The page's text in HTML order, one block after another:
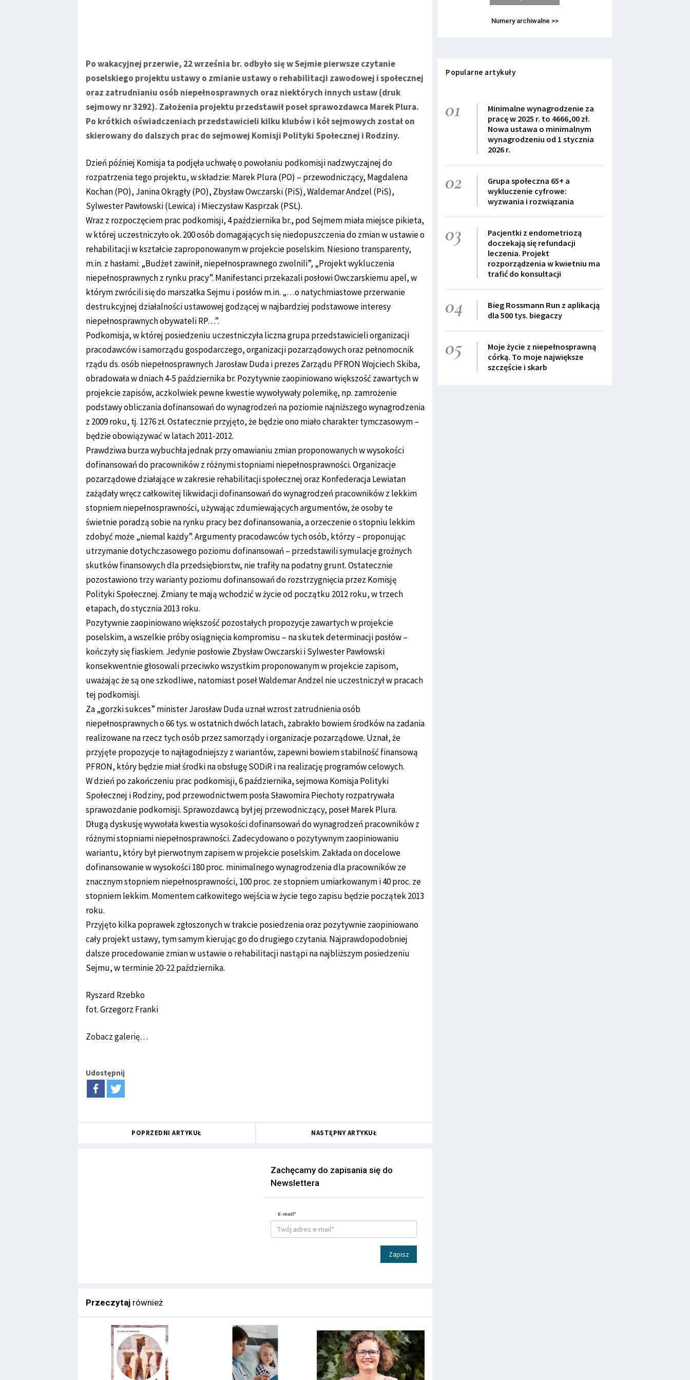
Po wakacyjnej przerwie, 22 września br. odbyło się w Sejmie pierwsze czytanie
poselskiego projektu ustawy o zmianie ustawy o rehabilitacji zawodowej i społecznej
oraz zatrudnianiu osób niepełnosprawnych oraz niektórych innych ustaw (druk
sejmowy nr 3292). Założenia projektu przedstawił poseł sprawozdawca Marek Plura.
Po krótkich oświadczeniach przedstawicieli kilku klubów i kół sejmowych został on
skierowany do dalszych prac do sejmowej Komisji Polityki Społecznej i Rodziny.
Dzień później Komisja ta podjęła uchwałę o powołaniu podkomisji nadzwyczajnej do
rozpatrzenia tego projektu, w składzie: Marek Plura (PO) – przewodniczący, Magdalena
Kochan (PO), Janina Okrągły (PO), Zbysław Owczarski (PiS), Waldemar Andzel (PiS),
Sylwester Pawłowski (Lewica) i Mieczysław Kasprzak (PSL).
Wraz z rozpoczęciem prac podkomisji, 4 października br., pod Sejmem miała miejsce pikieta,
w której uczestniczyło ok. 200 osób domagających się niedopuszczenia do zmian w ustawie o
rehabilitacji w kształcie zaproponowanym w projekcie poselskim. Niesiono transparenty,
m.in. z hasłami: „Budżet zawinił, niepełnosprawnego zwolnili”, „Projekt wykluczenia
niepełnosprawnych z rynku pracy”. Manifestanci przekazali posłowi Owczarskiemu apel, w
którym zwrócili się do marszałka Sejmu i posłów m.in. „…o natychmiastowe przerwanie
destrukcyjnej działalności ustawowej godzącej w najbardziej podstawowe interesy
niepełnosprawnych obywateli RP…”.
Podkomisja, w której posiedzeniu uczestniczyła liczna grupa przedstawicieli organizacji
pracodawców i samorządu gospodarczego, organizacji pozarządowych oraz pełnomocnik
rządu ds. osób niepełnosprawnych Jarosław Duda i prezes Zarządu PFRON Wojciech Skiba,
obradowała w dniach 4-5 października br. Pozytywnie zaopiniowano większość zawartych w
projekcie zapisów, aczkolwiek pewne kwestie wywoływały polemikę, np. zamrożenie
podstawy obliczania dofinansowań do wynagrodzeń na poziomie najniższego wynagrodzenia
z 2009 roku, tj. 1276 zł. Ostatecznie przyjęto, że będzie ono miało charakter tymczasowym –
będzie obowiązywać w latach 2011-2012.
Prawdziwa burza wybuchła jednak przy omawianiu zmian proponowanych w wysokości
dofinansowań do pracowników z różnymi stopniami niepełnosprawności. Organizacje
pozarządowe działające w zakresie rehabilitacji społecznej oraz Konfederacja Lewiatan
zażądały wręcz całkowitej likwidacji dofinansowań do wynagrodzeń pracowników z lekkim
stopniem niepełnosprawności, używając zdumiewających argumentów, że osoby te
świetnie poradzą sobie na rynku pracy bez dofinansowania, a orzeczenie o stopniu lekkim
zdobyć może „niemal każdy”. Argumenty pracodawców tych osób, którzy – proponując
utrzymanie dotychczasowego poziomu dofinansowań – przedstawili symulacje groźnych
skutków finansowych dla przedsiębiorstw, nie trafiły na podatny grunt. Ostatecznie
pozostawiono trzy warianty poziomu dofinansowań do rozstrzygnięcia przez Komisję
Polityki Społecznej. Zmiany te mają wchodzić w życie od początku 2012 roku, w trzech
etapach, do stycznia 2013 roku.
Pozytywnie zaopiniowano większość pozostałych propozycje zawartych w projekcie
poselskim, a wszelkie próby osiągnięcia kompromisu – na skutek determinacji posłów –
kończyły się fiaskiem. Jedynie posłowie Zbysław Owczarski i Sylwester Pawłowski
konsekwentnie głosowali przeciwko wszystkim proponowanym w projekcie zapisom,
uważając że są one szkodliwe, natomiast poseł Waldemar Andzel nie uczestniczył w pracach
tej podkomisji.
Za „gorzki sukces” minister Jarosław Duda uznał wzrost zatrudnienia osób
niepełnosprawnych o 66 tys. w ostatnich dwóch latach, zabrakło bowiem środków na zadania
realizowane na rzecz tych osób przez samorządy i organizacje pozarządowe. Uznał, że
przyjęte propozycje to najłagodniejszy z wariantów, zapewni bowiem stabilność finansową
PFRON, który będzie miał środki na obsługę SODiR i na realizację programów celowych.
W dzień po zakończeniu prac podkomisji, 6 października, sejmowa Komisja Polityki
Społecznej i Rodziny, pod przewodnictwem posła Sławomira Piechoty rozpatrywała
sprawozdanie podkomisji. Sprawozdawcą był jej przewodniczący, poseł Marek Plura.
Długą dyskusję wywołała kwestia wysokości dofinansowań do wynagrodzeń pracowników z
różnymi stopniami niepełnosprawności. Zadecydowano o pozytywnym zaopiniowaniu
wariantu, który był pierwotnym zapisem w projekcie poselskim. Zakłada on docelowe
dofinansowanie w wysokości 180 proc. minimalnego wynagrodzenia dla pracowników ze
znacznym stopniem niepełnosprawności, 100 proc. ze stopniem umiarkowanym i 40 proc. ze
stopniem lekkim. Momentem całkowitego wejścia w życie tego zapisu będzie początek 2013
roku.
Przyjęto kilka poprawek zgłoszonych w trakcie posiedzenia oraz pozytywnie zaopiniowano
cały projekt ustawy, tym samym kierując go do drugiego czytania. Najprawdopodobniej
dalsze procedowanie zmian w ustawie o rehabilitacji nastąpi na najbliższym posiedzeniu
Sejmu, w terminie 20-22 października.
Ryszard Rzebko
fot. Grzegorz Franki
Zobacz galerię…
Udostępnij
POPRZEDNI ARTYKUŁ NASTĘPNY ARTYKUŁ
Zachęcamy do zapisania się do
Newslettera
E-mail*
Zapisz
Przeczytaj również
Numery archiwalne >>
Popularne artykuły
01
Minimalne wynagrodzenie za
pracę w 2025 r. to 4666,00 zł.
Nowa ustawa o minimalnym
wynagrodzeniu od 1 stycznia
2026 r.
02
Grupa społeczna 65+ a
wykluczenie cyfrowe:
wyzwania i rozwiązania
03
Pacjentki z endometriozą
doczekają się refundacji
leczenia. Projekt
rozporządzenia w kwietniu ma
trafić do konsultacji
04
Bieg Rossmann Run z aplikacją
dla 500 tys. biegaczy
05
Moje życie z niepełnosprawną
córką. To moje największe
szczęście i skarb